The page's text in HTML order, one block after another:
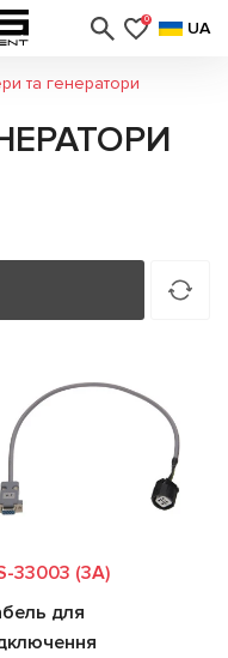
0 UA
та генератори
33003 (3A)
для